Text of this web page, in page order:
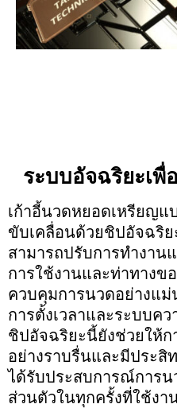
ระบบอัจฉริยะเ
เก้าอี้นวดหยอดเหรียญแ
ขับเคลื่อนด้วยชิปอัจฉริ
สามารถปรับการทำงาน
การใช้งานและท่าทางข
ควบคุมการนวดอย่างแม่
การตั้งเวลาและระบบค
ชิปอัจฉริยะนี้ยังช่วยให้ก
อย่างราบรื่นและมีประสิ
ได้รับประสบการณ์การ
ส่วนตัวในทุกครั้งที่ใช้งา